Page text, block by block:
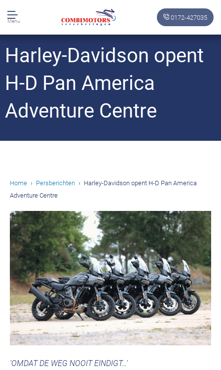
Menu 0172-427035
Harley-Davidson opent
H-D Pan America
Adventure Centre
Home Persberichten
Harley-Davidson opent H-D Pan America
Adventure Centre
‘OMDAT DE WEG NOOIT EINDIGT…’